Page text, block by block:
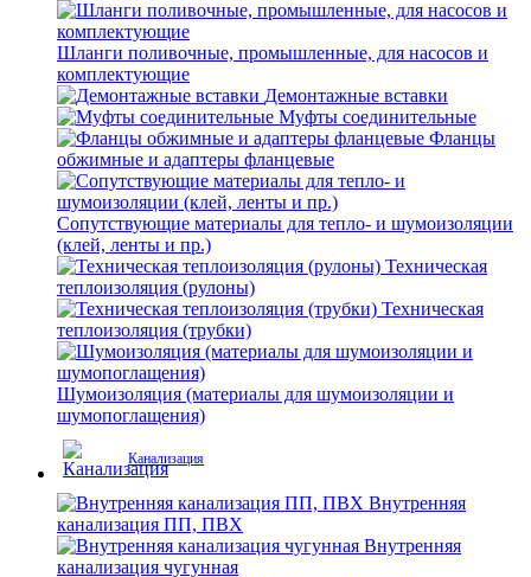
Шланги поливочные, промышленные, для насосов и
комплектующие
Демонтажные вставки
Муфты соединительные
Фланцы
обжимные и адаптеры фланцевые
Сопутствующие материалы для тепло- и шумоизоляции
(клей, ленты и пр.)
Техническая
теплоизоляция (рулоны)
Техническая
теплоизоляция (трубки)
Шумоизоляция (материалы для шумоизоляции и
шумопоглащения)
Канализация
Внутренняя
канализация ПП, ПВХ
Внутренняя
канализация чугунная